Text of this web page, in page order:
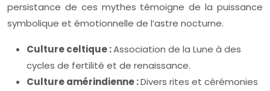
persistance de ces mythes témoigne de la puissance
symbolique et émotionnelle de l’astre nocturne.
Culture celtique :Association de la Lune à des
cycles de fertilité et de renaissance.
Culture amérindienne :Divers rites et cérémonies